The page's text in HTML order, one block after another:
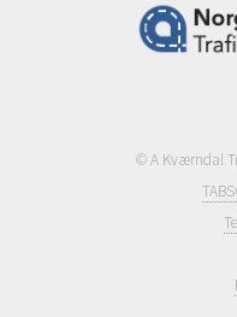
© A Kværndal